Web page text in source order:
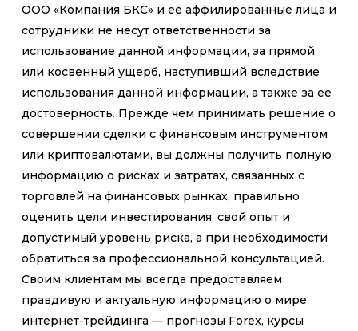
ООО «Компания БКС» и её аффилированные лица и
сотрудники не несут ответственности за
использование данной информации, за прямой
или косвенный ущерб, наступивший вследствие
использования данной информации, а также за ее
достоверность. Прежде чем принимать решение о
совершении сделки с финансовым инструментом
или криптовалютами, вы должны получить полную
информацию о рисках и затратах, связанных с
торговлей на финансовых рынках, правильно
оценить цели инвестирования, свой опыт и
допустимый уровень риска, а при необходимости
обратиться за профессиональной консультацией.
Своим клиентам мы всегда предоставляем
правдивую и актуальную информацию о мире
интернет-трейдинга — прогнозы Forex, курсы